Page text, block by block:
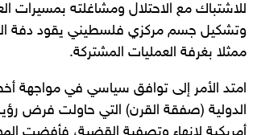
للاشتباك مع الاحتلال ومشاغلته بمسيرات
وتشكيل جسم مركزي فلسطيني يقود دفة
ممثلا بغرفة العمليات المشتركة.
امتد الأمر إلى توافق سياسي في مواجهة
الدولية (صفقة القرن) التي حاولت فرض